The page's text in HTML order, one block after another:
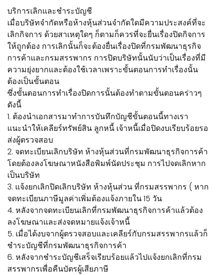
บริการเลิกและชำระบัญชี
เมื่อบริษัทจำกัดหรือห้างหุ้นส่วนจำกัดใดมีความประสงค์ที่จะ
เลิกกิจการ ด้วยสาเหตุใดๆ ก็ตามก็ควรที่จะยื่นเรื่องปิดกิจการ
ให้ถูกต้อง การเลิกนั้นก็จะต้องยื่นเรื่องปิดที่กรมพัฒนาธุรกิจ
การค้าและกรมสรรพากร การปิดบริษัทนั้นนับว่าเป็นเรื่องที่มี
ความยุ่งยากและต้องใช้เวลาเพราะขั้นตอนการทำเรื่องนั้น
ต้องเป็นขั้นตอน
ซึ่งขั้นตอนการทำเรื่องปิดการนั้นต้องทำตามขั้นตอนคร่าวๆ
ดังนี้
1. ต้องนำเอกสารมาทำการบันทึกบัญชีขั้นตอนนี้ทางเรา
แนะนำให้เคลียร์ทรัพย์สิน ลูกหนี้ เจ้าหนี้เมื่อปิดงบเรียบร้อยรอ
ส่งผู้ตรวจสอบ
2. จดทะเบียนเลิกบริษัท ห้างหุ้นส่วนที่กรมพัฒนาธุรกิจการค้า
โดยต้องลงโฆษณาหนังสือพิมพ์นัดประชุม การไปจดเลิกหาก
เป็นบริษัท
3. แจ้งยกเลิกปิดเลิกบริษัท ห้างหุ้นส่วน ที่กรมสรรพากร ( หาก
จดทะเบียนภาษีมูลค่าเพิ่มต้องแจ้งภายใน 15 วัน
4. หลังจากจดทะเบียนเลิกที่กรมพัฒนาธุรกิจการค้าแล้วต้อง
ลงโฆษณาและส่งจดหมายแจ้งเจ้าหนี้
5. เมื่อได้งบจากผู้ตรวจสอบและเคลียร์กับกรมสรรพากรแล้วก็
ชำระบัญชีที่กรมพัฒนาธุรกิจการค้า
6. หลังจากชำระบัญชีเสร็จเรียบร้อยแล้วไปแจ้งยกเลิกที่กรม
สรรพากรเพื่อคืนบัตรผู้เสียภาษี